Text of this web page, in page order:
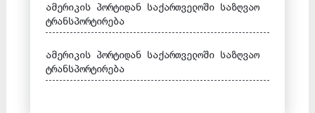
ამერიკის პორტიდან საქართველოში საზღვაო
ტრანსპორტირება
ამერიკის პორტიდან საქართველოში საზღვაო
ტრანსპორტირება